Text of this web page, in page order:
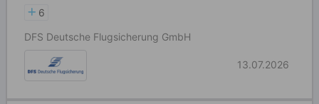
6
DFS Deutsche Flugsicherung GmbH
13.07.2026